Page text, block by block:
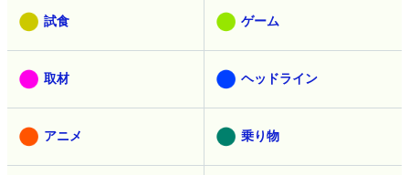
試食 ゲーム
取材 ヘッドライン
アニメ 乗り物